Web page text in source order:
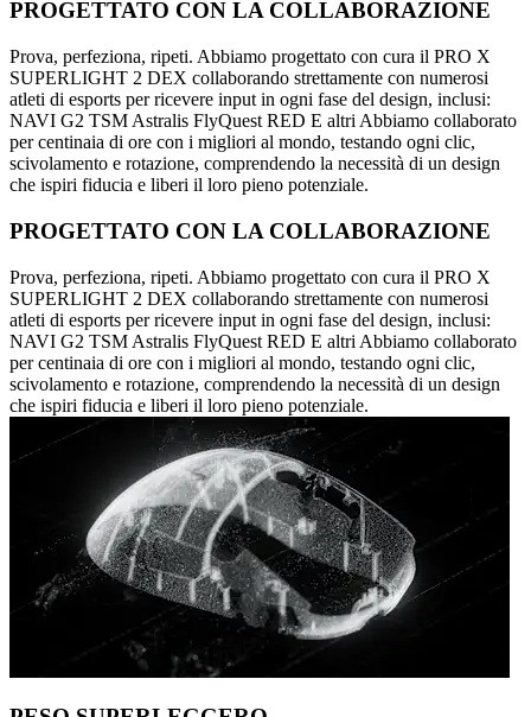
PROGETTATO CON LA COLLABORAZIONE
Prova, perfeziona, ripeti. Abbiamo progettato con cura il PRO X
SUPERLIGHT 2 DEX collaborando strettamente con numerosi
atleti di esports per ricevere input in ogni fase del design, inclusi:
NAVI G2 TSM Astralis FlyQuest RED E altri Abbiamo collaborato
per centinaia di ore con i migliori al mondo, testando ogni clic,
scivolamento e rotazione, comprendendo la necessità di un design
che ispiri fiducia e liberi il loro pieno potenziale.
PROGETTATO CON LA COLLABORAZIONE
Prova, perfeziona, ripeti. Abbiamo progettato con cura il PRO X
SUPERLIGHT 2 DEX collaborando strettamente con numerosi
atleti di esports per ricevere input in ogni fase del design, inclusi:
NAVI G2 TSM Astralis FlyQuest RED E altri Abbiamo collaborato
per centinaia di ore con i migliori al mondo, testando ogni clic,
scivolamento e rotazione, comprendendo la necessità di un design
che ispiri fiducia e liberi il loro pieno potenziale.